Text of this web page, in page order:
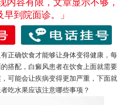
早到院面诊。」
有正确饮食才能够让身体变得健康，每
搭配，白癜风患者在饮食上面就需要
可能会让疾病变得更加严重，下面就
吃水果应该注意哪些事项？